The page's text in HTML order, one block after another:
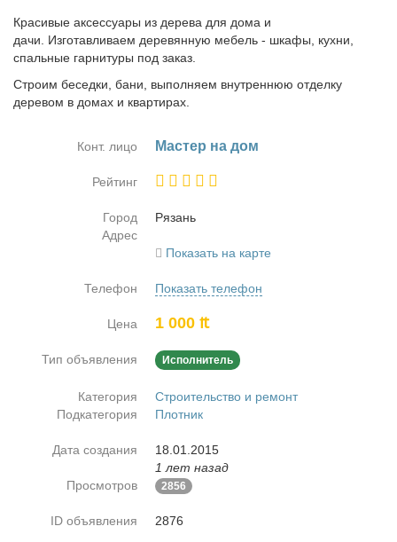
Красивые аксессуары из дерева для дома и
дачи. Изготавливаем деревянную мебель - шкафы, кухни,
спальные гарнитуры под заказ.
Строим беседки, бани, выполняем внутреннюю отделку
деревом в домах и квартирах.
Конт. лицо Ма­стер на дом
Рейтинг
Город
Ря­зань
Адрес
Показать на карте
Телефон Показать телефон
Цена 1 000 ₶
Тип объявления Исполнитель
Категория
Строительство и ремонт
Подкатегория
Плотник
Дата создания
18.01.2015
1 лет назад
Просмотров
2856
ID объявления 2876